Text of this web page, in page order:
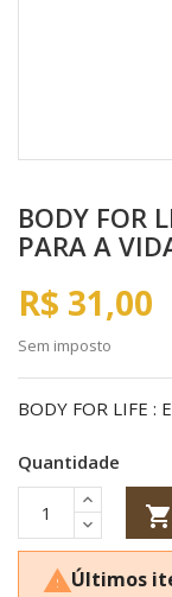
BODY FOR
PARA A
R$ 31,00
Sem imposto
BODY FOR LIFE :
Quantidade

Últimos